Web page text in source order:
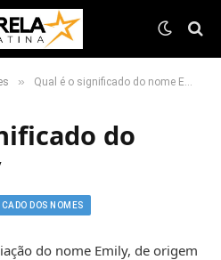
» Qual é o significado do nome Emilly
do
DOS NOMES
do nome Emily, de origem